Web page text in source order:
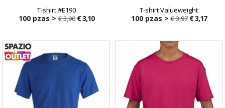
T-shirt #E190
100 pzas >€ 3,90 € 3,10
T-shirt Valueweight
100 pzas >€ 3,97 € 3,17